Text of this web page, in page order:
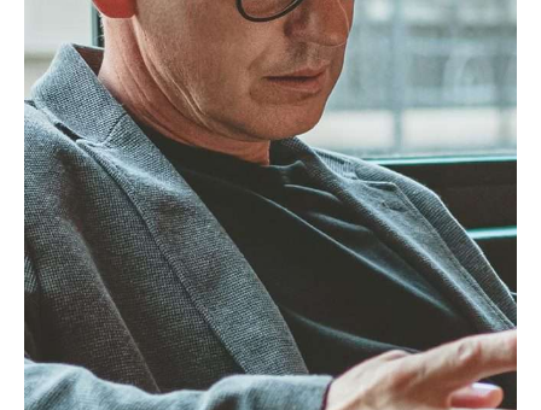
A caderneta predial é obrigatória e
recomendada em várias circunstâncias do
dia a dia, nomeadamente:
Compra e venda de imóveis: usada para
confirmar os dados do imóvel junto do
notário ou advogado;
Pedido de crédito à habitação: os
bancos exigem-na para validar o imóvel
como garantia;
Contratos de arrendamento: comprova
a legitimidade do proprietário e a